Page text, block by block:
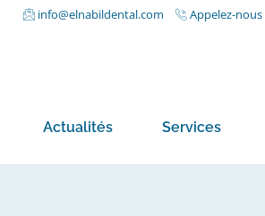
info@elnabildental.com Appelez-nous
Actualités Services